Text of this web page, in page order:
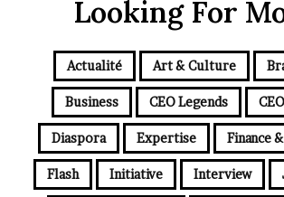
Looking For
Actualité Art & Culture
Business CEO Legends
Diaspora Expertise Finance
Flash Initiative Interview